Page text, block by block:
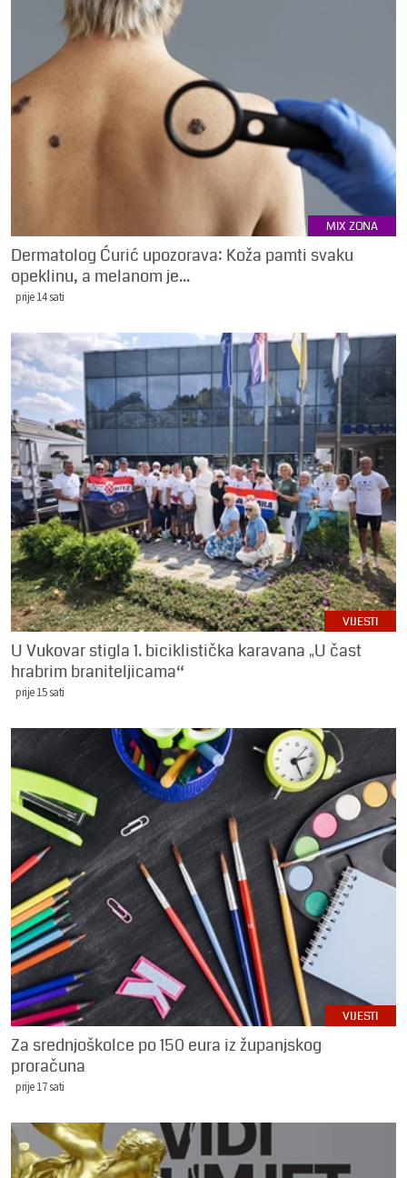
MIX ZONA
Dermatolog Ćurić upozorava: Koža pamti svaku
opeklinu, a melanom je...
prije 14 sati
VIJESTI
U Vukovar stigla 1. biciklistička karavana „U čast
hrabrim braniteljicama“
prije 15 sati
VIJESTI
Za srednjoškolce po 150 eura iz županjskog
proračuna
prije 17 sati